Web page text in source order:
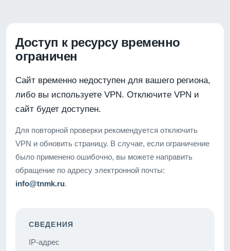
Доступ к ресурсу временно
ограничен
Сайт временно недоступен для вашего региона,
либо вы используете VPN. Отключите VPN и
сайт будет доступен.
Для повторной проверки рекомендуется отключить
VPN и обновить страницу. В случае, если ограничение
было применено ошибочно, вы можете направить
обращение по адресу электронной почты:
info@tnmk.ru.
СВЕДЕНИЯ
IP-адрес